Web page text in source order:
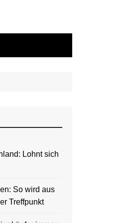
Lohnt sich
So wird aus
Treffpunkt